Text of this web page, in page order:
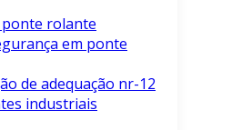
ponte rolante
em ponte
de adequação nr-12
industriais